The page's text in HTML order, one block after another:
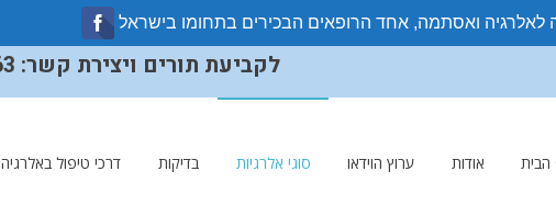
לקביעת תורים ויצירת קשר: 0532121363
אודות ערוץ הוידאו סוגי אלרגיות בדיקות דרכי טיפול באלרגיה
לאלרגיה ואסתמה, אחד הרופאים הבכירים בתחומו בישראל